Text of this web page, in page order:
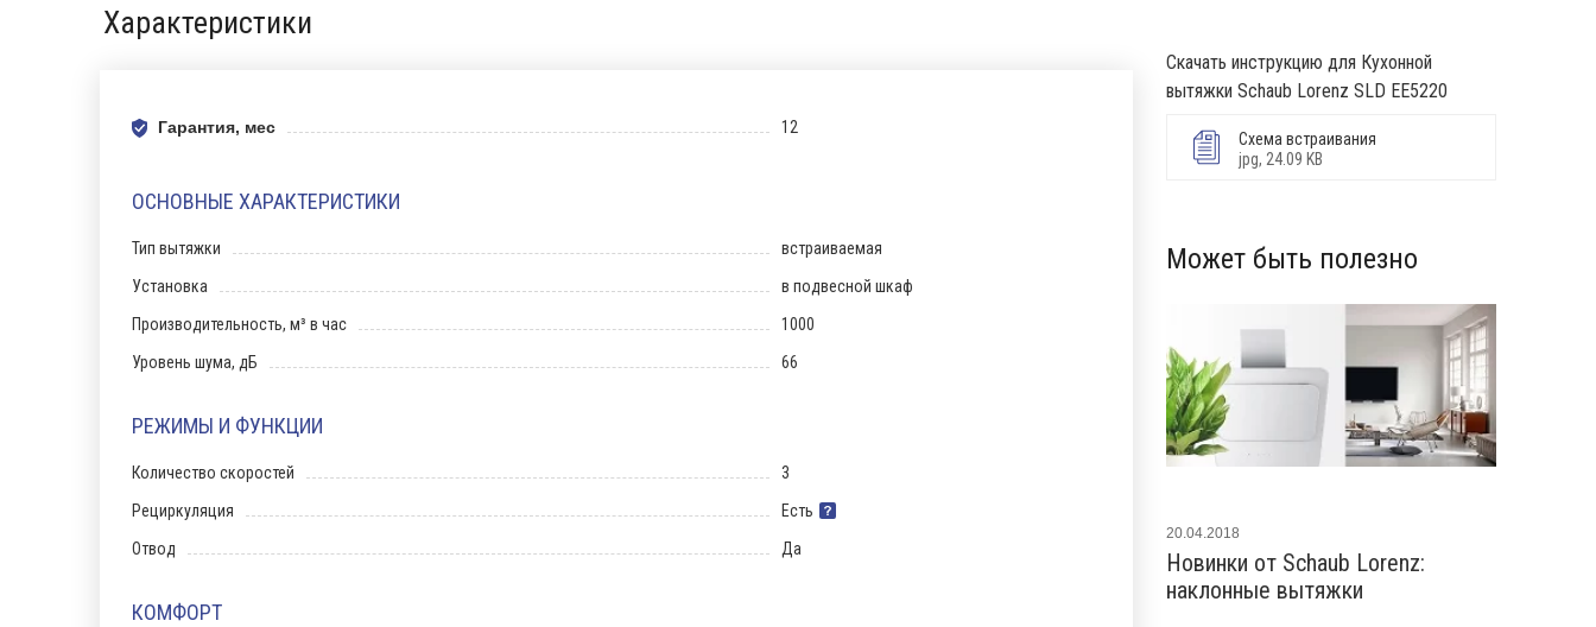
Характеристики
Гарантия, мес 12
ОСНОВНЫЕ ХАРАКТЕРИСТИКИ
Тип вытяжки
встраиваемая
Установка
в подвесной шкаф
Производительность, м³ в час
1000
Уровень шума, дБ
66
РЕЖИМЫ И ФУНКЦИИ
Количество скоростей
3
Рециркуляция
Есть
Отвод
Да
КОМФОРТ
Скачать инструкцию для Кухонной
вытяжки Schaub Lorenz SLD EE5220
Схема встраивания
jpg, 24.09 KB
Может быть полезно
Новинки от Schaub Lorenz:
наклонные вытяжки
20.04.2018